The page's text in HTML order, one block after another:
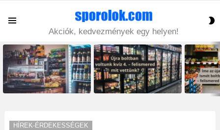
Akciók, kedvezmények egy helyen!
LATEST
STORIES
HÍREK-ÉRDEKESSÉGEK